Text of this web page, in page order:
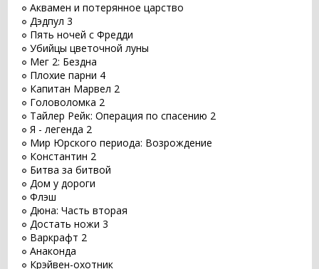
Аквамен и потерянное царство
Дэдпул 3
Пять ночей с Фредди
Убийцы цветочной луны
Мег 2: Бездна
Плохие парни 4
Капитан Марвел 2
Головоломка 2
Тайлер Рейк: Операция по спасению 2
Я - легенда 2
Мир Юрского периода: Возрождение
Константин 2
Битва за битвой
Дом у дороги
Флэш
Дюна: Часть вторая
Достать ножи 3
Варкрафт 2
Анаконда
Крэйвен-охотник